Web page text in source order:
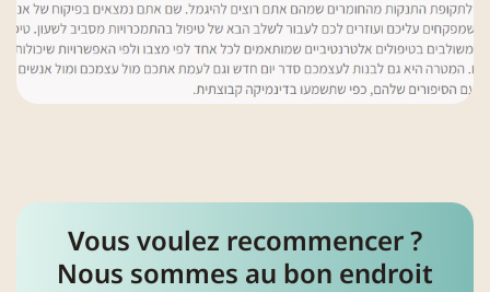
Vous voulez recommencer ?
Nous sommes au bon endroit